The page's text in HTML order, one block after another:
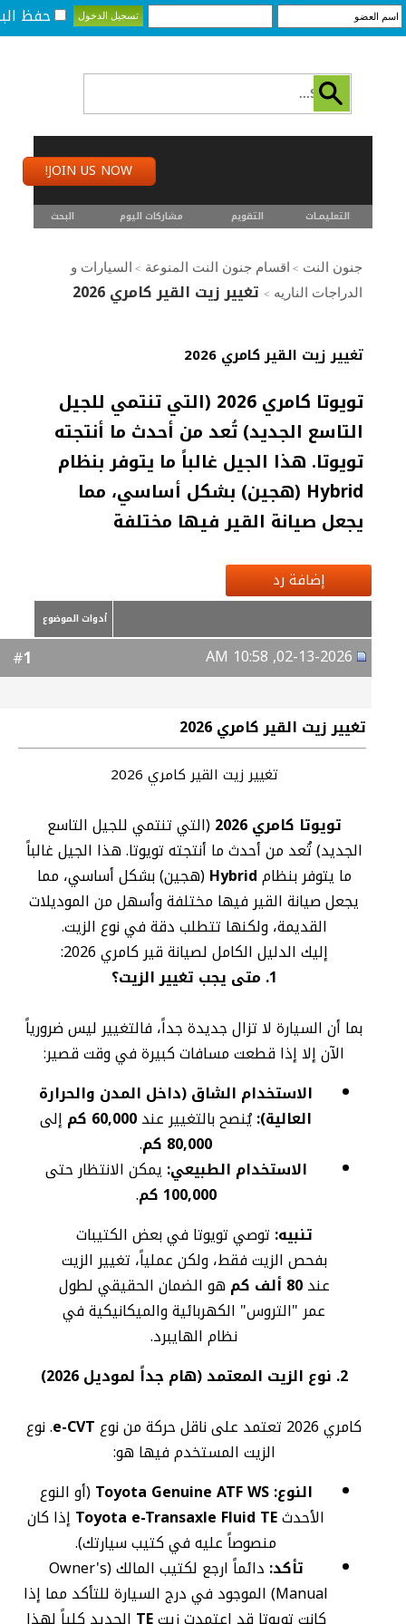
حفظ
JOIN US NOW!
التعليمـــات التقويم مشاركات اليوم البحث
جنون النت > اقسام جنون النت المنوعة >
السيارات و
الدراجات الناريه > تغيير زيت القير كامري 2026
تغيير زيت القير كامري 2026
تويوتا كامري 2026 (التي تنتمي للجيل
التاسع الجديد) تُعد من أحدث ما أنتجته
تويوتا. هذا الجيل غالباً ما يتوفر بنظام
Hybrid (هجين) بشكل أساسي، مما
يجعل صيانة القير فيها مختلفة
إضافة رد
أدوات الموضوع
1
تغيير زيت القير كامري 2026
تغيير زيت القير كامري 2026
تويوتا كامري 2026
(التي تنتمي للجيل التاسع
الجديد) تُعد من أحدث ما أنتجته تويوتا. هذا الجيل غالباً
ما يتوفر بنظامHybrid(هجين) بشكل أساسي، مما
يجعل صيانة القير فيها مختلفة وأسهل من الموديلات
القديمة، ولكنها تتطلب دقة في نوع الزيت.
إليك الدليل الكامل لصيانة قير كامري 2026:
1. متى يجب تغيير الزيت؟
بما أن السيارة لا تزال جديدة جداً، فالتغيير ليس ضرورياً
الآن إلا إذا قطعت مسافات كبيرة في وقت قصير:
الاستخدام الشاق (داخل المدن والحرارة
العالية):يُنصح بالتغيير عند60,000 كم
إلى
80,000 كم
.
الاستخدام الطبيعي: يمكن الانتظار حتى
100,000 كم
.
تنبيه: توصي تويوتا في بعض الكتيبات
بفحص الزيت فقط، ولكن عملياً، تغيير الزيت
عند80 ألف كم
هو الضمان الحقيقي لطول
عمر "التروس" الكهربائية والميكانيكية في
نظام الهايبرد.
2. نوع الزيت المعتمد (هام جداً لموديل 2026)
كامري 2026 تعتمد على ناقل حركة من نوع
e-CVT. نوع
الزيت المستخدم فيها هو:
النوع: Toyota Genuine ATF WS(أو النوع
الأحدثToyota e-Transaxle Fluid TE إذا كان
منصوصاً عليه في كتيب سيارتك).
تأكد:
دائماً ارجع لكتيب المالك (Owner's
Manual) الموجود في درج السيارة للتأكد مما إذا